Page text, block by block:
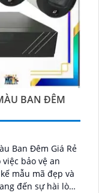
BAN ĐÊM
Ban Đêm Giá Rẻ
bảo vệ an
đến sự hài lòng